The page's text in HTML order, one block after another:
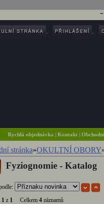
Rychlá objednávka |Kontakt |
stránka»OKULTNÍ OBORY
Fyziognomie - Katalog
1 z 1 Celkem 4 záznamů